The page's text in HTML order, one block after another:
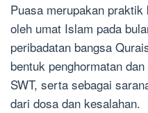
Puasa merupakan
oleh umat Islam pada
peribadatan bangsa
bentuk penghormatan
SWT, serta sebagai
dari dosa dan kesalahan.